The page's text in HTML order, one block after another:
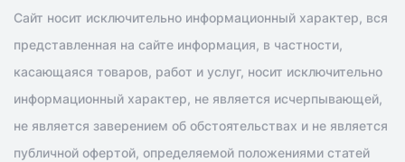
Сайт носит исключительно информационный характер, вся
представленная на сайте информация, в частности,
касающаяся товаров, работ и услуг, носит исключительно
информационный характер, не является исчерпывающей,
не является заверением об обстоятельствах и не является
публичной офертой, определяемой положениями статей